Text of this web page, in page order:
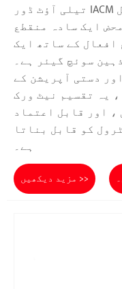
تیلی آؤٹ ڈور IACM منقطع کرنے والے کا ایک قابل
ایک سادہ منقطع
کے ساتھ ایک
سوئچ گیئر ہے۔
دستی آپریشن کے
یہ تقسیم نیٹ ورک
، اور قابل اعتماد
کو قابل بناتا
ہے۔
مزید دیکھیں >>